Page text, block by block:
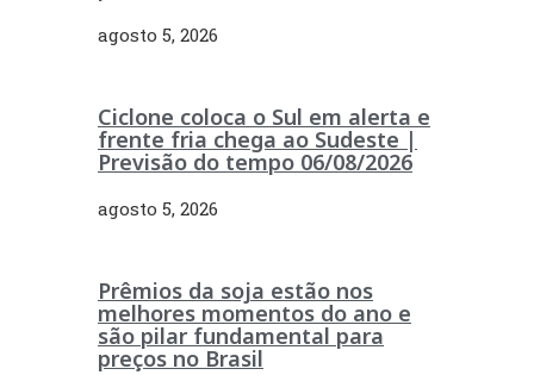
agosto 5, 2026
Ciclone coloca o Sul em alerta e
frente fria chega ao Sudeste |
Previsão do tempo 06/08/2026
agosto 5, 2026
Prêmios da soja estão nos
melhores momentos do ano e
são pilar fundamental para
preços no Brasil